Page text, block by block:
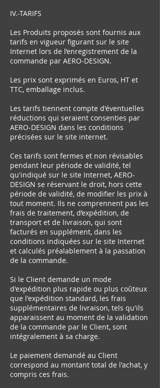
IV.-TARIFS
Les Produits proposés sont fournis aux
tarifs en vigueur figurant sur le site
Internet lors de l’enregistrement de la
commande par AERO-DESIGN.
Les prix sont exprimés en Euros, HT et
TTC, emballage inclus.
Les tarifs tiennent compte d'éventuelles
réductions qui seraient consenties par
AERO-DESIGN dans les conditions
précisées sur le site internet.
Ces tarifs sont fermes et non révisables
pendant leur période de validité, tel
qu'indiqué sur le site Internet, AERO-
DESIGN se réservant le droit, hors cette
période de validité, de modifier les prix à
tout moment. Ils ne comprennent pas les
frais de traitement, d’expédition, de
transport et de livraison, qui sont
facturés en supplément, dans les
conditions indiquées sur le site Internet
et calculés préalablement à la passation
de la commande.
Si le Client demande un mode
d'expédition plus rapide ou plus coûteux
que l'expédition standard, les frais
supplémentaires de livraison, tels qu'ils
apparaissent au moment de la validation
de la commande par le Client, sont
intégralement à sa charge.
Le paiement demandé au Client
correspond au montant total de l'achat, y
compris ces frais.